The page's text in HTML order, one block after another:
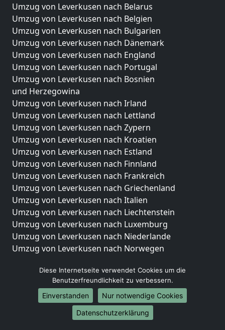
Umzug von Leverkusen nach Belarus
Umzug von Leverkusen nach Belgien
Umzug von Leverkusen nach Bulgarien
Umzug von Leverkusen nach Dänemark
Umzug von Leverkusen nach England
Umzug von Leverkusen nach Portugal
Umzug von Leverkusen nach Bosnien
und Herzegowina
Umzug von Leverkusen nach Irland
Umzug von Leverkusen nach Lettland
Umzug von Leverkusen nach Zypern
Umzug von Leverkusen nach Kroatien
Umzug von Leverkusen nach Estland
Umzug von Leverkusen nach Finnland
Umzug von Leverkusen nach Frankreich
Umzug von Leverkusen nach Griechenland
Umzug von Leverkusen nach Italien
Umzug von Leverkusen nach Liechtenstein
Umzug von Leverkusen nach Luxemburg
Umzug von Leverkusen nach Niederlande
Umzug von Leverkusen nach Norwegen
Umzüge-Deutschlandweit
Umzug von Leverkusen nach Berlin
Umzug von Leverkusen nach Hamburg
Umzug von Leverkusen nach München
Umzug von Leverkusen nach Köln
Diese Internetseite verwendet Cookies um die
Benutzerfreundlichkeit zu verbessern.
Einverstanden
Nur notwendige Cookies
Datenschutzerklärung